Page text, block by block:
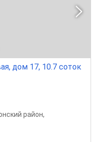
дом 17, 10.7 соток
район,